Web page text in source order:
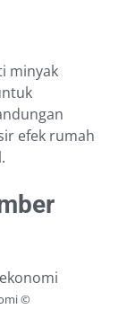
minyak
efek rumah
©